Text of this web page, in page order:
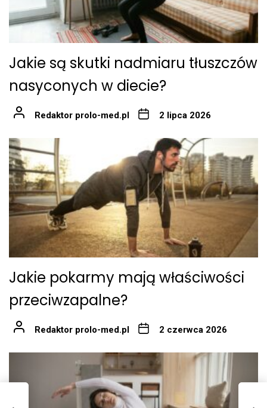
Jakie są skutki nadmiaru tłuszczów
nasyconych w diecie?
Redaktor prolo-med.pl 2 lipca 2026
Jakie pokarmy mają właściwości
przeciwzapalne?
Redaktor prolo-med.pl 2 czerwca 2026